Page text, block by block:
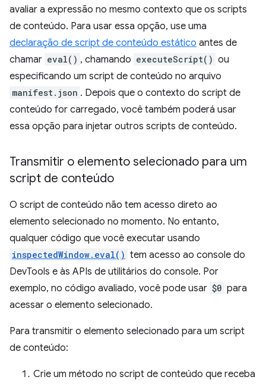
avaliar a expressão no mesmo contexto que os scripts
de conteúdo. Para usar essa opção, use uma
declaração de script de conteúdo estático antes de
chamar eval() , chamando executeScript() ou
especificando um script de conteúdo no arquivo
manifest.json . Depois que o contexto do script de
conteúdo for carregado, você também poderá usar
essa opção para injetar outros scripts de conteúdo.
Transmitir o elemento selecionado para um
script de conteúdo
O script de conteúdo não tem acesso direto ao
elemento selecionado no momento. No entanto,
qualquer código que você executar usando
inspectedWindow.eval() tem acesso ao console do
DevTools e às APIs de utilitários do console. Por
exemplo, no código avaliado, você pode usar $0 para
acessar o elemento selecionado.
Para transmitir o elemento selecionado para um script
de conteúdo:
Crie um método no script de conteúdo que receba